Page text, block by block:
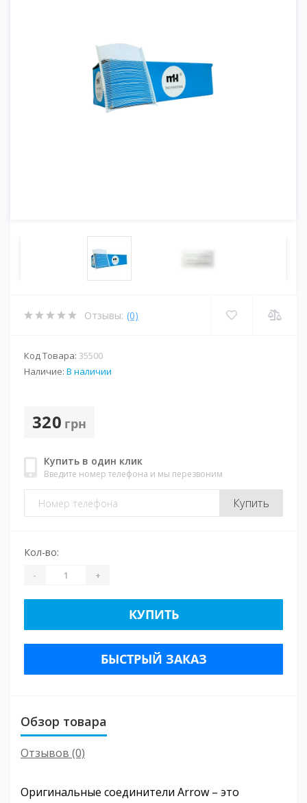
Отзывы: (0)
Код Товара: 35500
Наличие: В наличии
320 грн
Купить в один клик
Введите номер телефона и мы перезвоним
Купить
Кол-во:
- +
КУПИТЬ
БЫСТРЫЙ ЗАКАЗ
Обзор товара
Отзывов (0)
Оригинальные соединители Arrow – это